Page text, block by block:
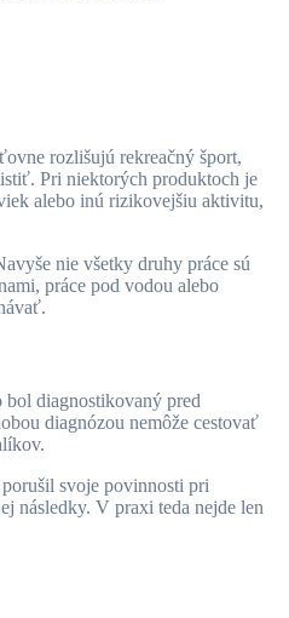
rozlišujú rekreačný šport,
Pri niektorých produktoch je
alebo inú rizikovejšiu aktivitu,
nie všetky druhy práce sú
práce pod vodou alebo
diagnostikovaný pred
diagnózou nemôže cestovať
svoje povinnosti pri
následky. V praxi teda nejde len